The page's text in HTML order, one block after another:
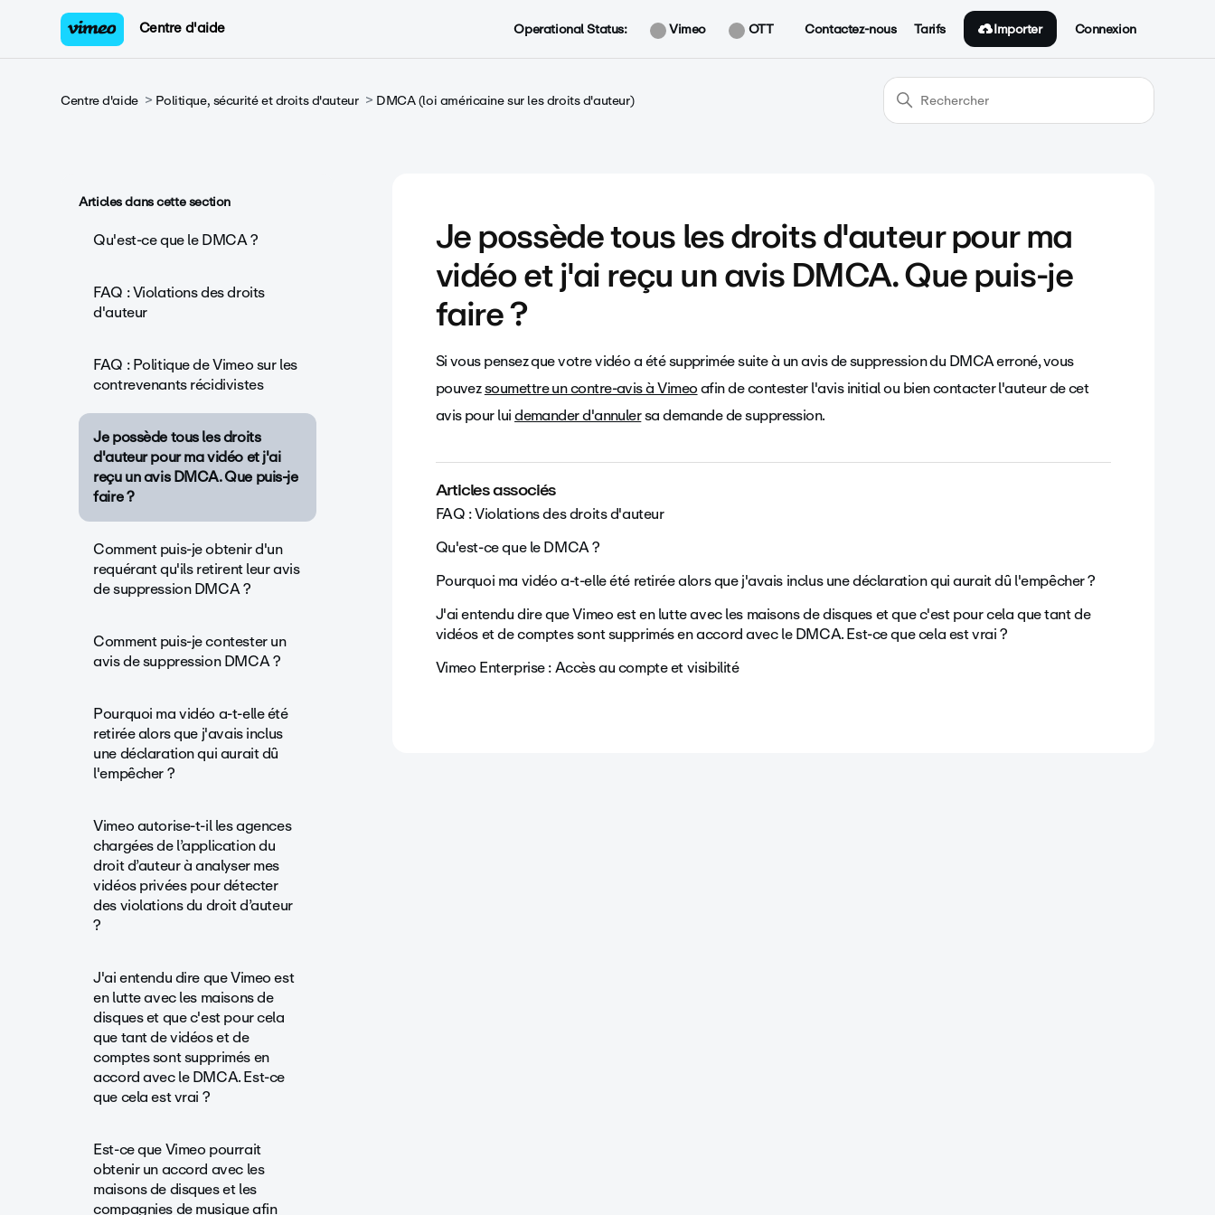
Centre d'aide Operational Status: Vimeo OTT Contactez-nous Tarifs Importer Connexion
Centre d'aide Politique, sécurité et droits d'auteur DMCA (loi américaine sur les droits d'auteur)
Articles dans cette section
Qu'est-ce que le DMCA ?
FAQ : Violations des droits
d'auteur
FAQ : Politique de Vimeo sur les
contrevenants récidivistes
Je possède tous les droits
d'auteur pour ma vidéo et j'ai
reçu un avis DMCA. Que puis-je
faire ?
Comment puis-je obtenir d'un
requérant qu'ils retirent leur avis
de suppression DMCA ?
Comment puis-je contester un
avis de suppression DMCA ?
Pourquoi ma vidéo a-t-elle été
retirée alors que j'avais inclus
une déclaration qui aurait dû
l'empêcher ?
Vimeo autorise-t-il les agences
chargées de l’application du
droit d’auteur à analyser mes
vidéos privées pour détecter
des violations du droit d’auteur
?
J'ai entendu dire que Vimeo est
en lutte avec les maisons de
disques et que c'est pour cela
que tant de vidéos et de
comptes sont supprimés en
accord avec le DMCA. Est-ce
que cela est vrai ?
Est-ce que Vimeo pourrait
obtenir un accord avec les
maisons de disques et les
compagnies de musique afin
Je possède tous les droits d'auteur pour ma
vidéo et j'ai reçu un avis DMCA. Que puis-je
faire ?
Si vous pensez que votre vidéo a été supprimée suite à un avis de suppression du DMCA erroné, vous
pouvezsoumettre un contre-avis à Vimeoafin de contester l'avis initial ou bien contacter l'auteur de cet
avis pour luidemander d'annulersa demande de suppression.
Articles associés
FAQ : Violations des droits d'auteur
Qu'est-ce que le DMCA ?
Pourquoi ma vidéo a-t-elle été retirée alors que j'avais inclus une déclaration qui aurait dû l'empêcher ?
J'ai entendu dire que Vimeo est en lutte avec les maisons de disques et que c'est pour cela que tant de
vidéos et de comptes sont supprimés en accord avec le DMCA. Est-ce que cela est vrai ?
Vimeo Enterprise : Accès au compte et visibilité